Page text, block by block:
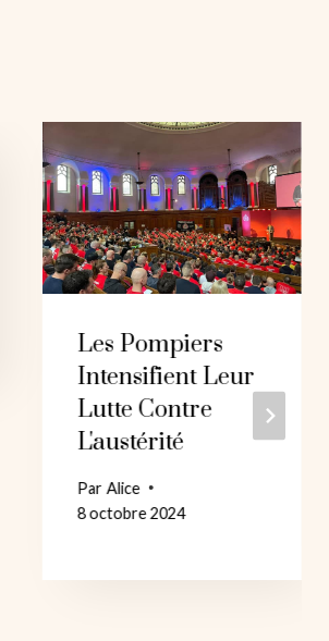
Les Pompiers
Intensifient Leur
Lutte Contre
L'austérité
ParAlice
8 octobre 2024